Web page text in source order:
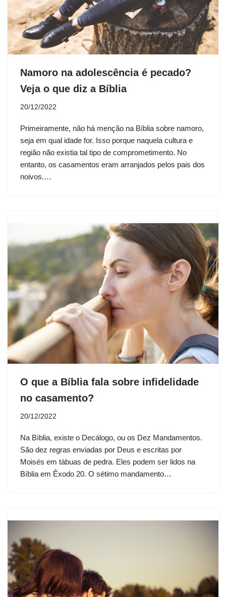
Namoro na adolescência é pecado?
Veja o que diz a Bíblia
20/12/2022
Primeiramente, não há menção na Bíblia sobre namoro,
seja em qual idade for. Isso porque naquela cultura e
região não existia tal tipo de comprometimento. No
entanto, os casamentos eram arranjados pelos pais dos
noivos.…
O que a Bíblia fala sobre infidelidade
no casamento?
20/12/2022
Na Bíblia, existe o Decálogo, ou os Dez Mandamentos.
São dez regras enviadas por Deus e escritas por
Moisés em tábuas de pedra. Eles podem ser lidos na
Bíblia em Êxodo 20. O sétimo mandamento…